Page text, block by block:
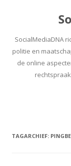
SocialMediaDNA
politie en
de online
TAGARCHIEF: